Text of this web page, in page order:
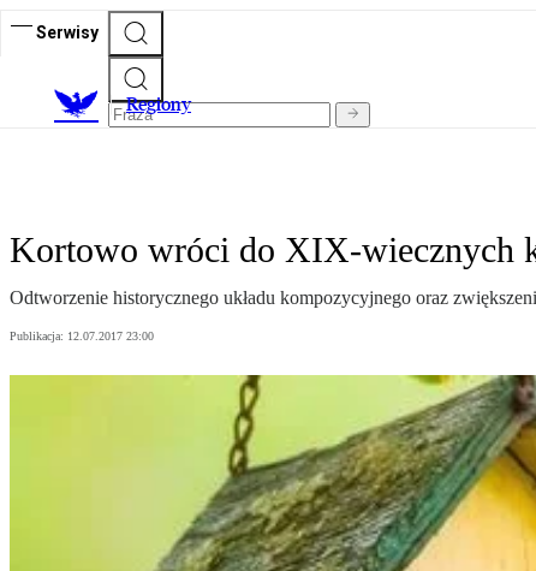
Serwisy
Regiony
Kortowo wróci do XIX-wiecznych
Odtworzenie historycznego układu kompozycyjnego oraz
Publikacja: 12.07.2017 23:00